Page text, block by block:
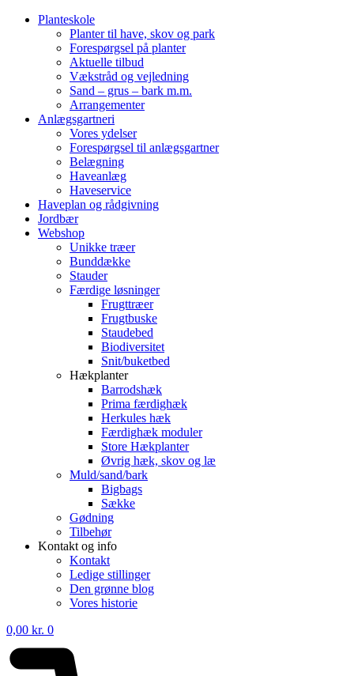
Planteskole
Planter til have, skov og park
Forespørgsel på planter
Aktuelle tilbud
Vækstråd og vejledning
Sand – grus – bark m.m.
Arrangementer
Anlægsgartneri
Vores ydelser
Forespørgsel til anlægsgartner
Belægning
Haveanlæg
Haveservice
Haveplan og rådgivning
Jordbær
Webshop
Unikke træer
Bunddække
Stauder
Færdige løsninger
Frugttræer
Frugtbuske
Staudebed
Biodiversitet
Snit/buketbed
Hækplanter
Barrodshæk
Prima færdighæk
Herkules hæk
Færdighæk moduler
Store Hækplanter
Øvrig hæk, skov og læ
Muld/sand/bark
Bigbags
Sække
Gødning
Tilbehør
Kontakt og info
Kontakt
Ledige stillinger
Den grønne blog
Vores historie
0,00 kr. 0